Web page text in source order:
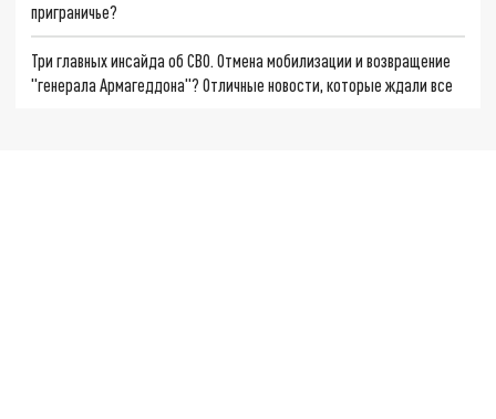
приграничье?
Три главных инсайда об СВО. Отмена мобилизации и возвращение
"генерала Армагеддона"? Отличные новости, которые ждали все